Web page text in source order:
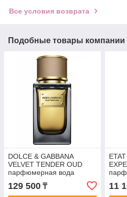
Все условия возврата
Подобные товары компании
DOLCE & GABBANA
VELVET TENDER OUD
парфюмерная вода
(унисекс) 50ml *Уценка
129 500 ₸ 11